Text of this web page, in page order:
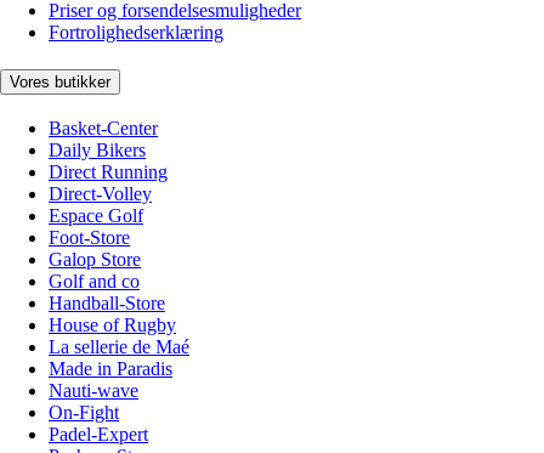
Priser og forsendelsesmuligheder
Fortrolighedserklæring
Vores butikker
Basket-Center
Daily Bikers
Direct Running
Direct-Volley
Espace Golf
Foot-Store
Galop Store
Golf and co
Handball-Store
House of Rugby
La sellerie de Maé
Made in Paradis
Nauti-wave
On-Fight
Padel-Expert